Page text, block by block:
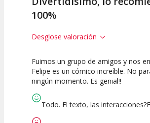
100%
Desglose valoración
10
Calidad del
10
Puesta en
10
Interpretación
Fuimos un grupo de amigos y nos
Felipe es un cómico increíble. No
ningún momento. Es genial!!
Todo. El texto, las